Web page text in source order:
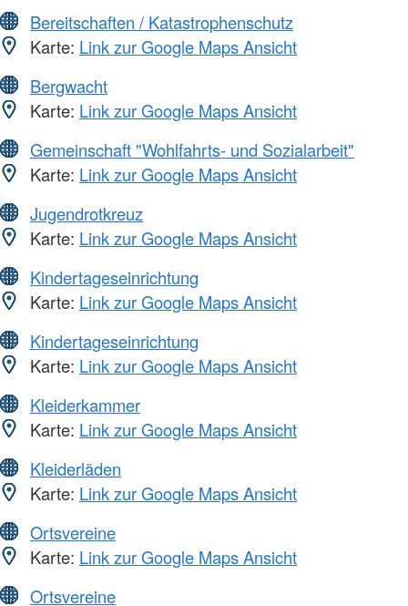
Bereitschaften / Katastrophenschutz
Karte: Link zur Google Maps Ansicht
Bergwacht
Karte: Link zur Google Maps Ansicht
Gemeinschaft "Wohlfahrts- und Sozialarbeit"
Karte: Link zur Google Maps Ansicht
Jugendrotkreuz
Karte: Link zur Google Maps Ansicht
Kindertageseinrichtung
Karte: Link zur Google Maps Ansicht
Kindertageseinrichtung
Karte: Link zur Google Maps Ansicht
Kleiderkammer
Karte: Link zur Google Maps Ansicht
Kleiderläden
Karte: Link zur Google Maps Ansicht
Ortsvereine
Karte: Link zur Google Maps Ansicht
Ortsvereine